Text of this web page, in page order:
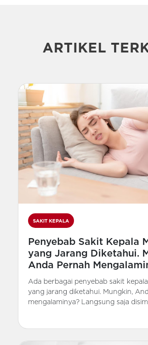
ARTIKEL
SAKIT KEPALA
Penyebab Sakit Kepala
yang Jarang Diketahui.
Anda Pernah
Ada berbagai penyebab sakit
yang jarang diketahui. Mungkin,
mengalaminya? Langsung saja